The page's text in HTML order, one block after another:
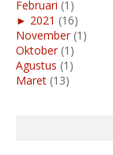
Februari (1)
► 2021 (16)
November (1)
Oktober (1)
Agustus (1)
Maret (13)